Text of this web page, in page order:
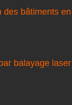
bâtiments
balayage